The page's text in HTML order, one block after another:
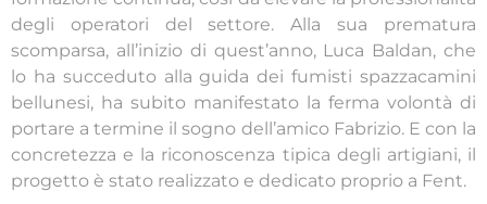
degli operatori del settore. Alla sua prematura
scomparsa, all’inizio di quest’anno, Luca Baldan, che
lo ha succeduto alla guida dei fumisti spazzacamini
bellunesi, ha subito manifestato la ferma volontà di
portare a termine il sogno dell’amico Fabrizio. E con la
concretezza e la riconoscenza tipica degli artigiani, il
progetto è stato realizzato e dedicato proprio a Fent.